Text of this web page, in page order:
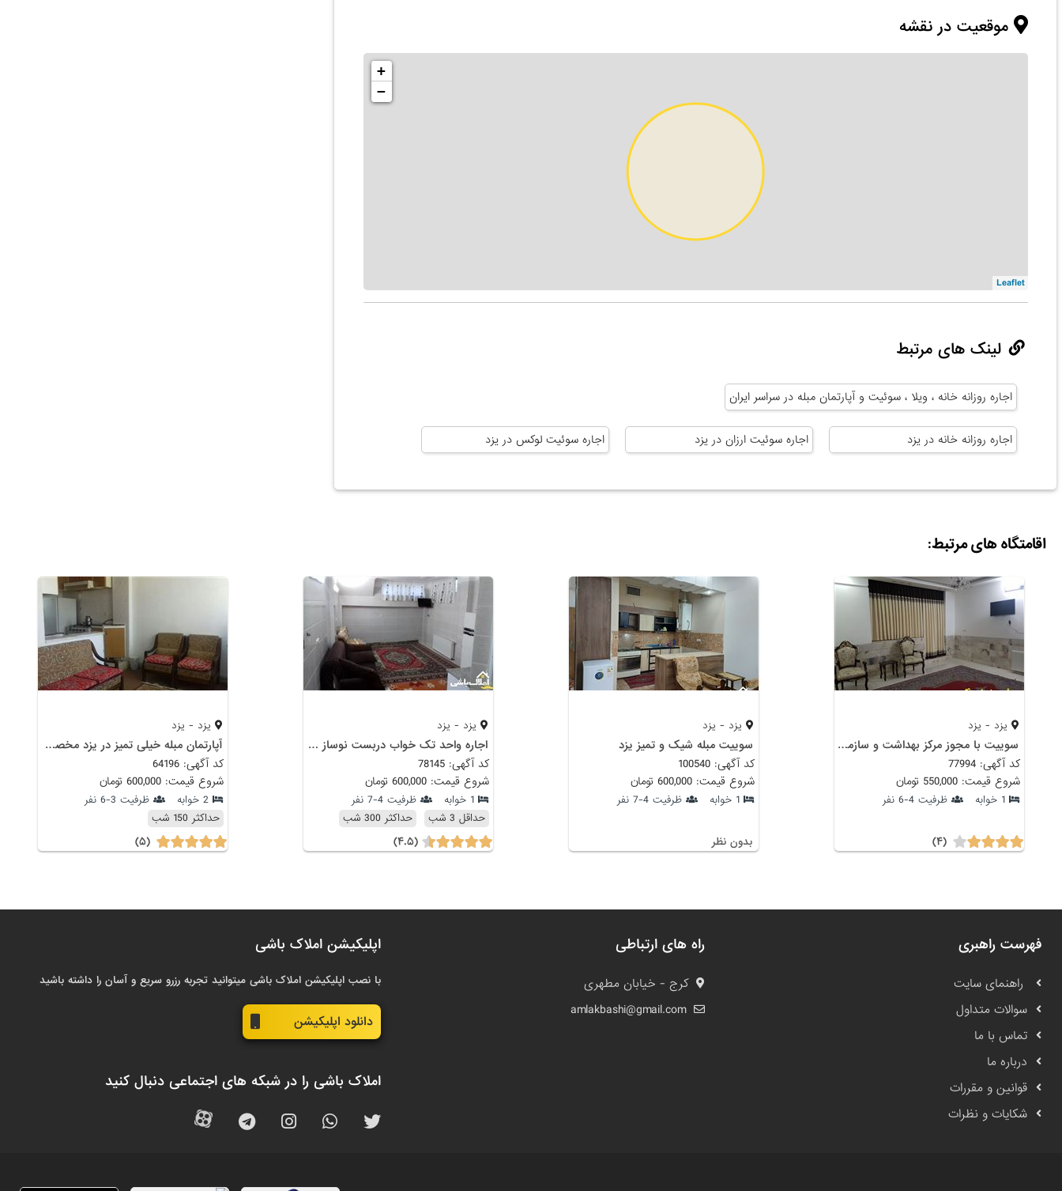
موقعیت در نقشه
+
−
Leaflet
لینک های مرتبط
اجاره روزانه خانه ، ویلا ، سوئیت و آپارتمان مبله در سراسر ایران
اجاره روزانه خانه در یزد اجاره سوئیت ارزان در یزد اجاره سوئیت لوکس در یزد
اقامتگاه های مرتبط:
یزد - یزد
سوییت با مجوز مرکز بهداشت و سازمان گردشگری
کد آگهی: 77994
شروع قیمت: 550,000 تومان
1 خوابه ظرفیت 4-6 نفر
(۴)
یزد - یزد
سوییت مبله شیک و تمیز یزد
کد آگهی: 100540
شروع قیمت: 600,000 تومان
1 خوابه ظرفیت 4-7 نفر
بدون نظر
یزد - یزد
اجاره واحد تک خواب دربست نوساز شیک و تمیز در یزد
کد آگهی: 78145
شروع قیمت: 600,000 تومان
1 خوابه
ظرفیت 4-7 نفر
حداقل 3 شب
حداکثر 300 شب
(۴.۵)
یزد - یزد
آپارتمان مبله خیلی تمیز در یزد مخصوص قشر بافرهنگ
کد آگهی: 64196
شروع قیمت: 600,000 تومان
2 خوابه
ظرفیت 3-6 نفر
حداکثر 150 شب
(۵)
فهرست راهبری
راهنمای سایت
سوالات متداول
تماس با ما
درباره ما
قوانین و مقررات
شکایات و نظرات
راه های ارتباطی
کرج - خیابان مطهری
amlakbashi@gmail.com
اپلیکیشن املاک باشی
با نصب اپلیکیشن املاک باشی میتوانید تجربه رزرو سریع و آسان را داشته باشید
دانلود اپلیکیشن
املاک باشی را در شبکه های اجتماعی دنبال کنید